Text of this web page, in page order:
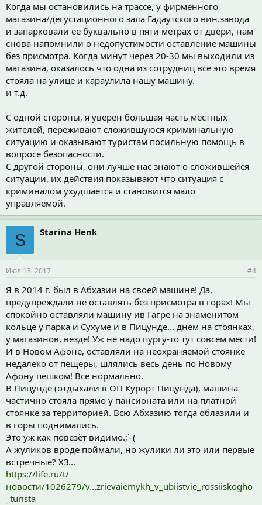
Когда мы остановились на трассе, у фирменного
магазина/дегустационного зала Гадаутского вин.завода
и запарковали ее буквально в пяти метрах от двери, нам
снова напомнили о недопустимости оставление машины
без присмотра. Когда минут через 20-30 мы выходили из
магазина, оказалось что одна из сотрудниц все это время
стояла на улице и караулила нашу машину.
и т.д.
С одной стороны, я уверен большая часть местных
жителей, переживают сложившуюся криминальную
ситуацию и оказывают туристам посильную помощь в
вопросе безопасности.
С другой стороны, они лучше нас знают о сложившейся
ситуации, их действия показывают что ситуация с
криминалом ухудшается и становится мало
управляемой.
S Starina Henk
Июл 13, 2017 #4
Я в 2014 г. был в Абхазии на своей машине! Да,
предупреждали не оставлять без присмотра в горах! Мы
спокойно оставляли машину ив Гагре на знаменитом
кольце у парка и Сухуме и в Пицунде... днём на стоянках,
у магазинов, везде! Уж не надо пургу-то тут совсем мести!
И в Новом Афоне, оставляли на неохраняемой стоянке
недалеко от пещеры, шлялись весь день по Новому
Афону пешком! Всё нормально.
В Пицунде (отдыхали в ОП Курорт Пицунда), машина
частично стояла прямо у пансионата или на платной
стоянке за территорией. Всю Абхазию тогда облазили и
в горы поднимались.
Это уж как повезёт видимо.;`-(
А жуликов вроде поймали, но жулики ли это или первые
встречные? ХЗ...
https://life.ru/t/
новости/1026279/v...zrievaiemykh_v_ubiistvie_rossiiskogho
_turista